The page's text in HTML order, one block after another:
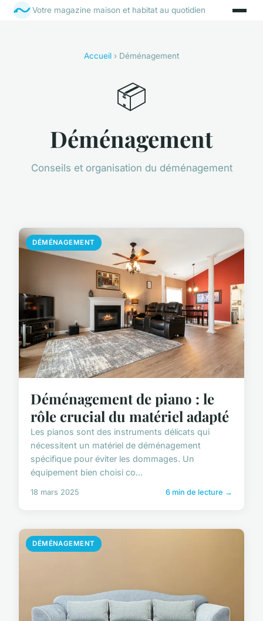
Votre magazine maison et habitat au quotidien
Accueil › Déménagement
📦
Déménagement
Conseils et organisation du déménagement
DÉMÉNAGEMENT
Déménagement de piano : le
rôle crucial du matériel adapté
Les pianos sont des instruments délicats qui
nécessitent un matériel de déménagement
spécifique pour éviter les dommages. Un
équipement bien choisi co...
18 mars 2025 6 min de lecture →
DÉMÉNAGEMENT